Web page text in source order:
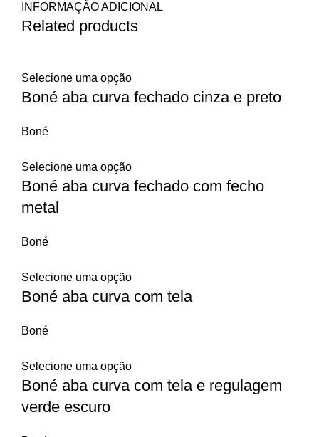
INFORMAÇÃO ADICIONAL
Related products
Selecione uma opção
Boné aba curva fechado cinza e preto
Boné
Selecione uma opção
Boné aba curva fechado com fecho
metal
Boné
Selecione uma opção
Boné aba curva com tela
Boné
Selecione uma opção
Boné aba curva com tela e regulagem
verde escuro